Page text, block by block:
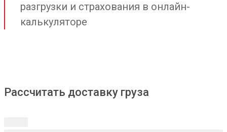
разгрузки и страхования в онлайн-
калькуляторе
Рассчитать доставку груза